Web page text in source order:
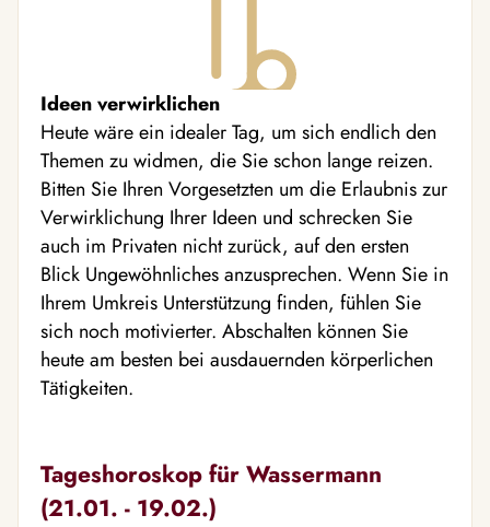
Ideen verwirklichen
Heute wäre ein idealer Tag, um sich endlich den
Themen zu widmen, die Sie schon lange reizen.
Bitten Sie Ihren Vorgesetzten um die Erlaubnis zur
Verwirklichung Ihrer Ideen und schrecken Sie
auch im Privaten nicht zurück, auf den ersten
Blick Ungewöhnliches anzusprechen. Wenn Sie in
Ihrem Umkreis Unterstützung finden, fühlen Sie
sich noch motivierter. Abschalten können Sie
heute am besten bei ausdauernden körperlichen
Tätigkeiten.
Tageshoroskop für Wassermann
(21.01. - 19.02.)